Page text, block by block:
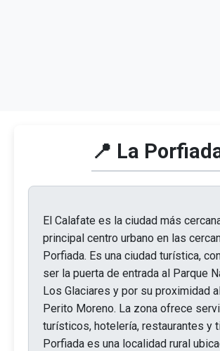
📍 La
El Calafate es la ciudad más
principal centro urbano en las
Porfiada. Es una ciudad turística,
ser la puerta de entrada al Parque
Los Glaciares y por su proximidad
Perito Moreno. La zona ofrece
turísticos, hotelería, restaurantes y
Porfiada es una localidad rural